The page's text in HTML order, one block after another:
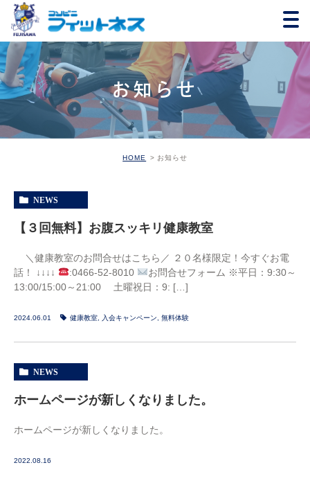
お知らせ
HOME お知らせ
NEWS
【３回無料】お腹スッキリ健康教室
＼健康教室のお問合せはこちら／ ２０名様限定！今すぐお電
話！ ↓↓↓↓
:0466-52-8010
お問合せフォーム ※平日：9:30～
13:00/15:00～21:00 土曜祝日：9: […]
2024.06.01 健康教室 入会キャンペーン 無料体験
NEWS
ホームページが新しくなりました。
ホームページが新しくなりました。
2022.08.16